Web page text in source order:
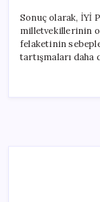
Sonuç olarak, İYİ
milletvekillerinin
felaketinin
tartışmaları daha